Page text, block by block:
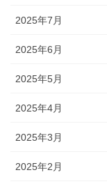
2025年7月
2025年6月
2025年5月
2025年4月
2025年3月
2025年2月